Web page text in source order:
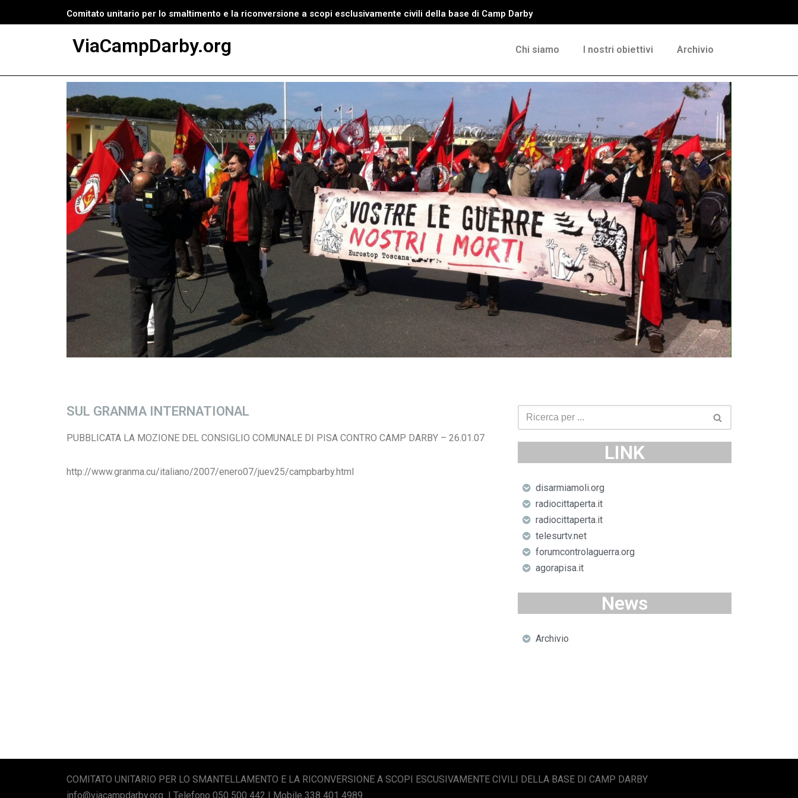
Comitato unitario per lo smaltimento e la riconversione a scopi esclusivamente civili della base di Camp Darby
ViaCampDarby.org Chi siamo I nostri obiettivi Archivio
SUL GRANMA INTERNATIONAL
PUBBLICATA LA MOZIONE DEL CONSIGLIO COMUNALE DI PISA CONTRO CAMP DARBY – 26.01.07
http://www.granma.cu/italiano/2007/enero07/juev25/campbarby.html
LINK
disarmiamoli.org
radiocittaperta.it
radiocittaperta.it
telesurtv.net
forumcontrolaguerra.org
agorapisa.it
News
Archivio
COMITATO UNITARIO PER LO SMANTELLAMENTO E LA RICONVERSIONE A SCOPI ESCUSIVAMENTE CIVILI DELLA BASE DI CAMP DARBY
info@viacampdarby.org | Telefono 050 500 442 | Mobile 338 401 4989